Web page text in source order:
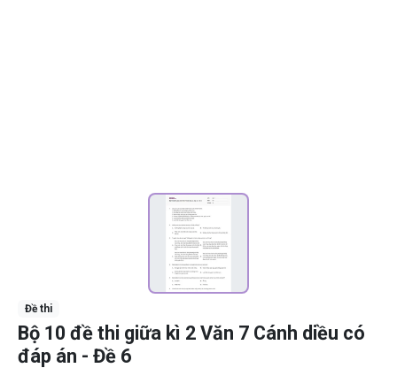
Đề thi
Bộ 10 đề thi giữa kì 2 Văn 7 Cánh diều có
đáp án - Đề 6